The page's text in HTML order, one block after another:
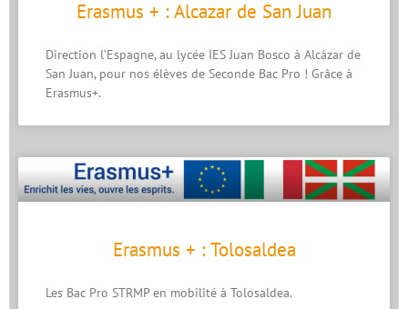
Erasmus + : Alcazar de San Juan
Direction l’Espagne, au lycée IES Juan Bosco à Alcázar de
San Juan, pour nos élèves de Seconde Bac Pro ! Grâce à
Erasmus+.
Erasmus + : Tolosaldea
Les Bac Pro STRMP en mobilité à Tolosaldea.